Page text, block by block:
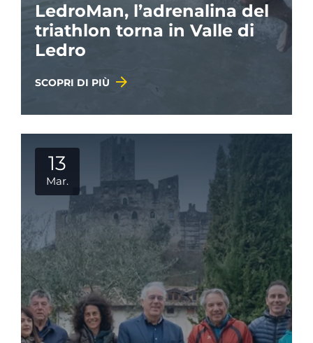
LedroMan, l’adrenalina del
triathlon torna in Valle di
Ledro
SCOPRI DI PIÙ
13
Mar.